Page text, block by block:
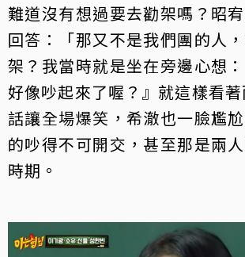
難道沒有想過要去勸架嗎？昭
回答：「那又不是我們團的人
架？我當時就是坐在旁邊心想
好像吵起來了喔？』就這樣看
話讓全場爆笑，希澈也一臉尷
的吵得不可開交，甚至那是兩
時期。